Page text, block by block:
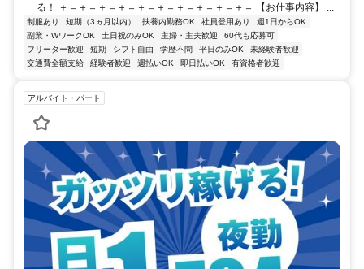
る！ ＋＝＋＝＋＝＋＝＋＝＋＝＋＝＋＝＋＝＋＝ 【お仕事内容】 ...
制服あり 短期（3ヵ月以内） 扶養内勤務OK 社員登用あり
週1日からOK
副業・WワークOK
土日祝のみOK 主婦・主夫歓迎
60代も応募可
フリーター歓迎
短期 シフト自由 学歴不問 平日のみOK
未経験者歓迎
交通費全額支給
経験者歓迎 週払いOK 即日払いOK 有資格者歓迎
アルバイト・パート